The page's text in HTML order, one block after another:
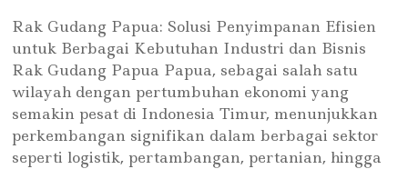
Rak Gudang Papua: Solusi Penyimpanan Efisien
untuk Berbagai Kebutuhan Industri dan Bisnis
Rak Gudang Papua Papua, sebagai salah satu
wilayah dengan pertumbuhan ekonomi yang
semakin pesat di Indonesia Timur, menunjukkan
perkembangan signifikan dalam berbagai sektor
seperti logistik, pertambangan, pertanian, hingga